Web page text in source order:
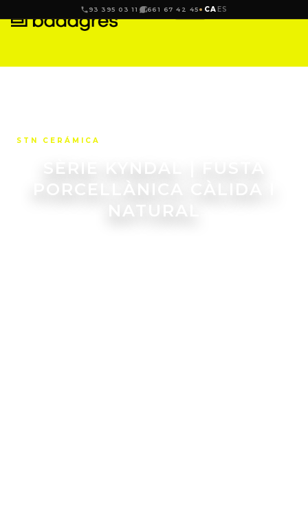
93 395 03 11 661 67 42 45 CA ES
SÈRIE KYNDAL | FUSTA
PORCELLÀNICA CÀLIDA I
NATURAL
STN CERÁMICA